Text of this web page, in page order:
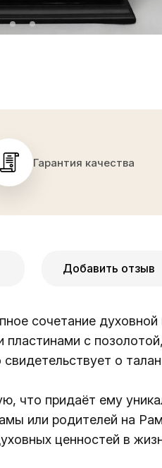
Гарантия качества
Добавить отзыв
сочетание
с
о
что придаёт ему
или родителей на
ценностей в